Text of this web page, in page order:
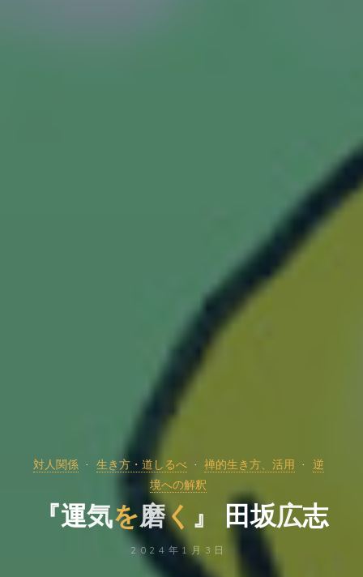
対人関係 生き方・道しるべ 禅的生き方、活用
逆
境への解釈
『運気を磨く 』 田坂広志
2024年1月3日